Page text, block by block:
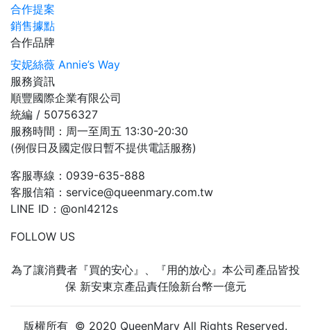
合作提案
銷售據點
合作品牌
安妮絲薇 Annie’s Way
服務資訊
順豐國際企業有限公司
統編 / 50756327
服務時間：周一至周五 13:30-20:30
(例假日及國定假日暫不提供電話服務)
客服專線：0939-635-888
客服信箱：service@queenmary.com.tw
LINE ID： @onl4212s
FOLLOW US
為了讓消費者『買的安心』、『用的放心』本公司產品皆投
保 新安東京產品責任險新台幣一億元
版權所有 © 2020 QueenMary All Rights Reserved.